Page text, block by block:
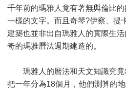
千年前的瑪雅人竟有著無與倫比
一樣的文字。而且奇琴?伊察、提
建築也並非出自瑪雅人的實際生
奇的瑪雅曆法週期建造的。
瑪雅人的曆法和天文知識究竟
把一年分為18個月，他們測算的